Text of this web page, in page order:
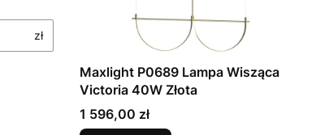
zł
Maxlight P0689 Lampa Wisząca
Victoria 40W Złota
Cena
1 596,00 zł